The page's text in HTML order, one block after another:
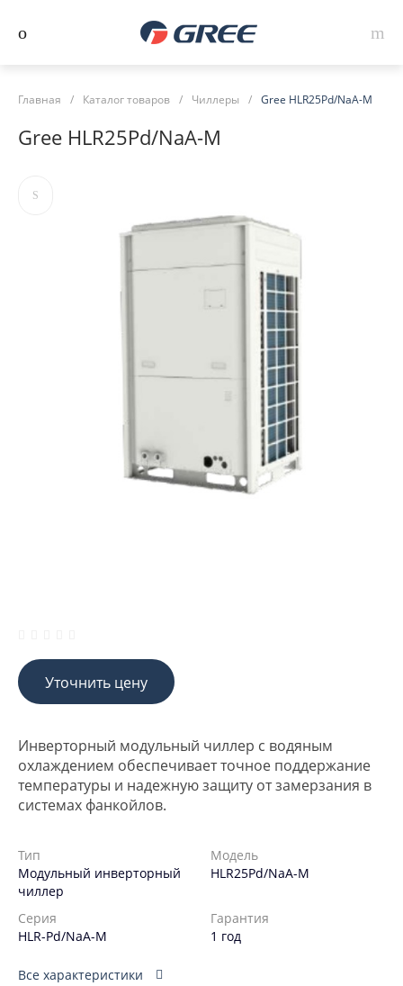
Главная / Каталог товаров / Чиллеры / Gree HLR25Pd/NaA-M
Gree HLR25Pd/NaA-M
Уточнить цену
Инверторный модульный чиллер с водяным
охлаждением обеспечивает точное поддержание
температуры и надежную защиту от замерзания в
системах фанкойлов.
Тип
Модульный инверторный
чиллер
Модель
HLR25Pd/NaA-M
Серия
HLR-Pd/NaA-M
Гарантия
1 год
Все характеристики